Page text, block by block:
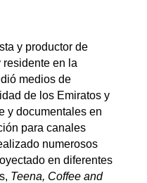
y productor de
en la
medios de
de los Emiratos y
y documentales en
para canales
numerosos
en diferentes
Teena, Coffee and